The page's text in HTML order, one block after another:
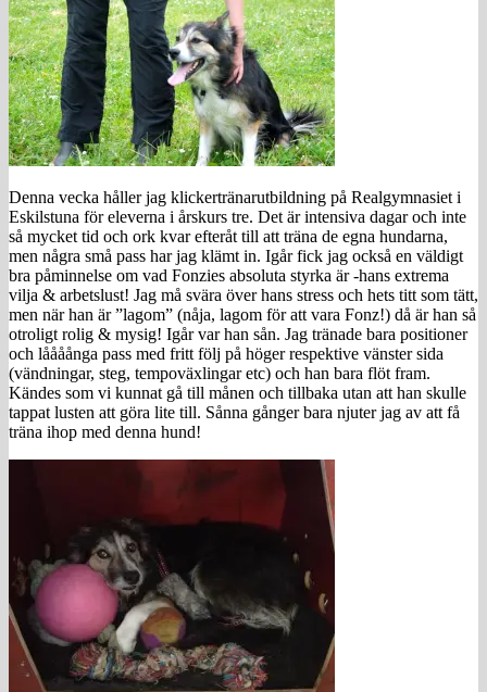
Denna vecka håller jag klickertränarutbildning på Realgymnasiet i
Eskilstuna för eleverna i årskurs tre. Det är intensiva dagar och inte
så mycket tid och ork kvar efteråt till att träna de egna hundarna,
men några små pass har jag klämt in. Igår fick jag också en väldigt
bra påminnelse om vad Fonzies absoluta styrka är -hans extrema
vilja & arbetslust! Jag må svära över hans stress och hets titt som tätt,
men när han är ”lagom” (nåja, lagom för att vara Fonz!) då är han så
otroligt rolig & mysig! Igår var han sån. Jag tränade bara positioner
och låååånga pass med fritt följ på höger respektive vänster sida
(vändningar, steg, tempoväxlingar etc) och han bara flöt fram.
Kändes som vi kunnat gå till månen och tillbaka utan att han skulle
tappat lusten att göra lite till. Sånna gånger bara njuter jag av att få
träna ihop med denna hund!